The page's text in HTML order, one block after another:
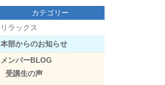
カテゴリー
リラックス
本部からのお知らせ
メンバーBLOG
受講生の声